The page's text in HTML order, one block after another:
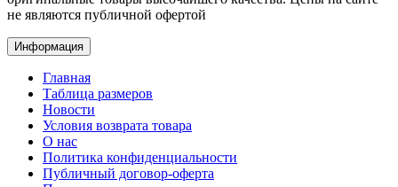
не являются публичной офертой
Информация
Главная
Таблица размеров
Новости
Условия возврата товара
О нас
Политика конфиденциальности
Публичный договор-оферта